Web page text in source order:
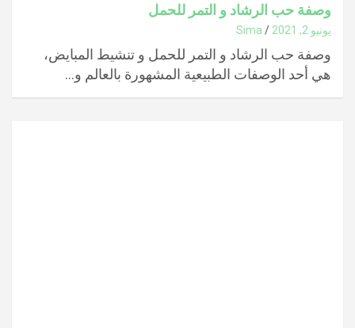
وصفة حب الرشاد و التمر للحمل
يونيو 2, 2021 Sima
وصفة حب الرشاد و التمر للحمل و تنشيط المبايض،
هي أحد الوصفات الطبيعية المشهورة بالعالم و…